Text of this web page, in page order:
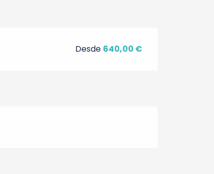
Desde 640,00 €